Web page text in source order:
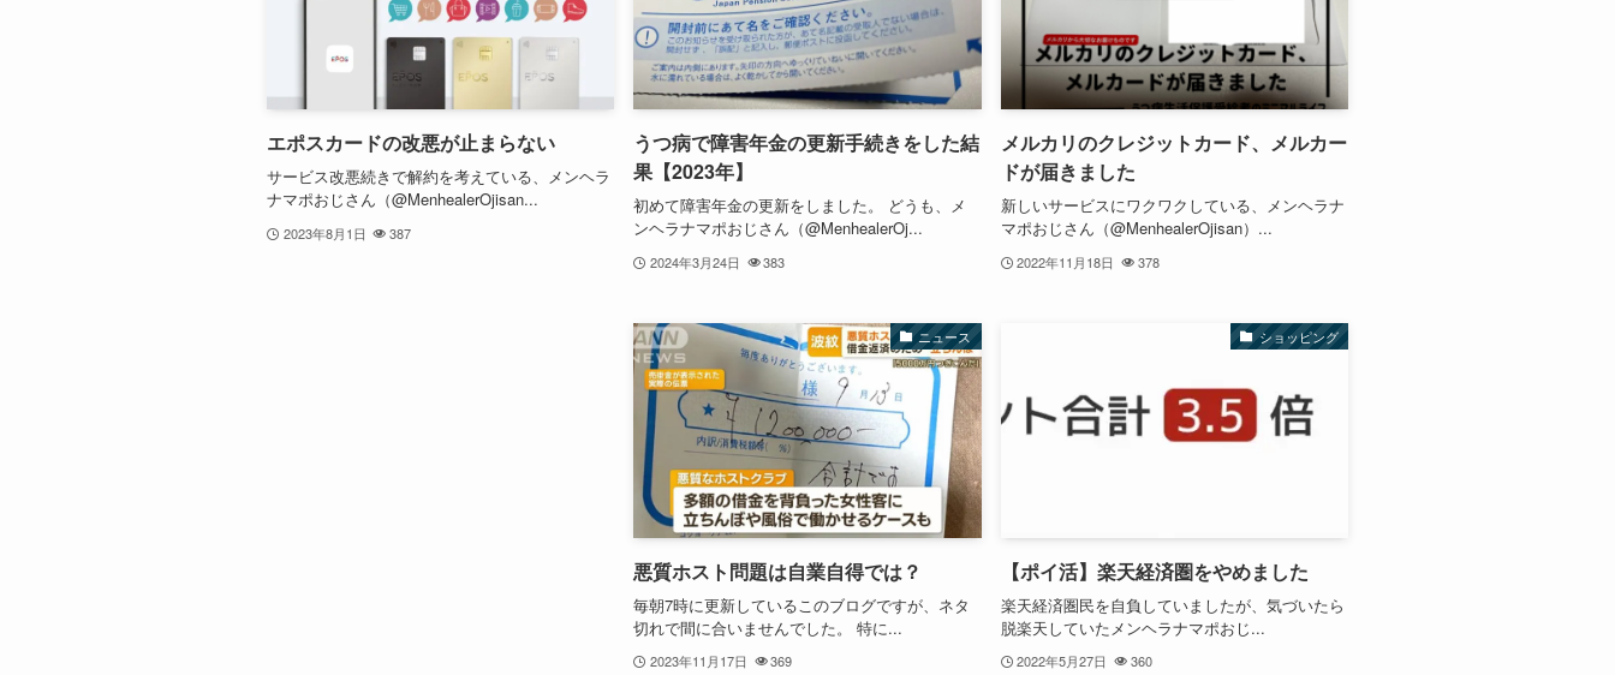
エポスカードの改悪が止まらない
サービス改悪続きで解約を考えている、メンヘラ
ナマポおじさん（@MenhealerOjisan...
2023年8月1日 387
うつ病で障害年金の更新手続きをした結
果【2023年】
初めて障害年金の更新をしました。 どうも、メ
ンヘラナマポおじさん（@MenhealerOj...
2024年3月24日 383
メルカリのクレジットカード、メルカー
ドが届きました
新しいサービスにワクワクしている、メンヘラナ
マポおじさん（@MenhealerOjisan）...
2022年11月18日 378
ニュース
悪質ホスト問題は自業自得では？
毎朝7時に更新しているこのブログですが、ネタ
切れで間に合いませんでした。 特に...
2023年11月17日 369
ショッピング
【ポイ活】楽天経済圏をやめました
楽天経済圏民を自負していましたが、気づいたら
脱楽天していたメンヘラナマポおじ...
2022年5月27日 360